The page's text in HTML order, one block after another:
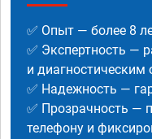
✅ Опыт — более 8
✅ Экспертность —
и диагностическим
✅ Надежность —
✅ Прозрачность —
телефону и